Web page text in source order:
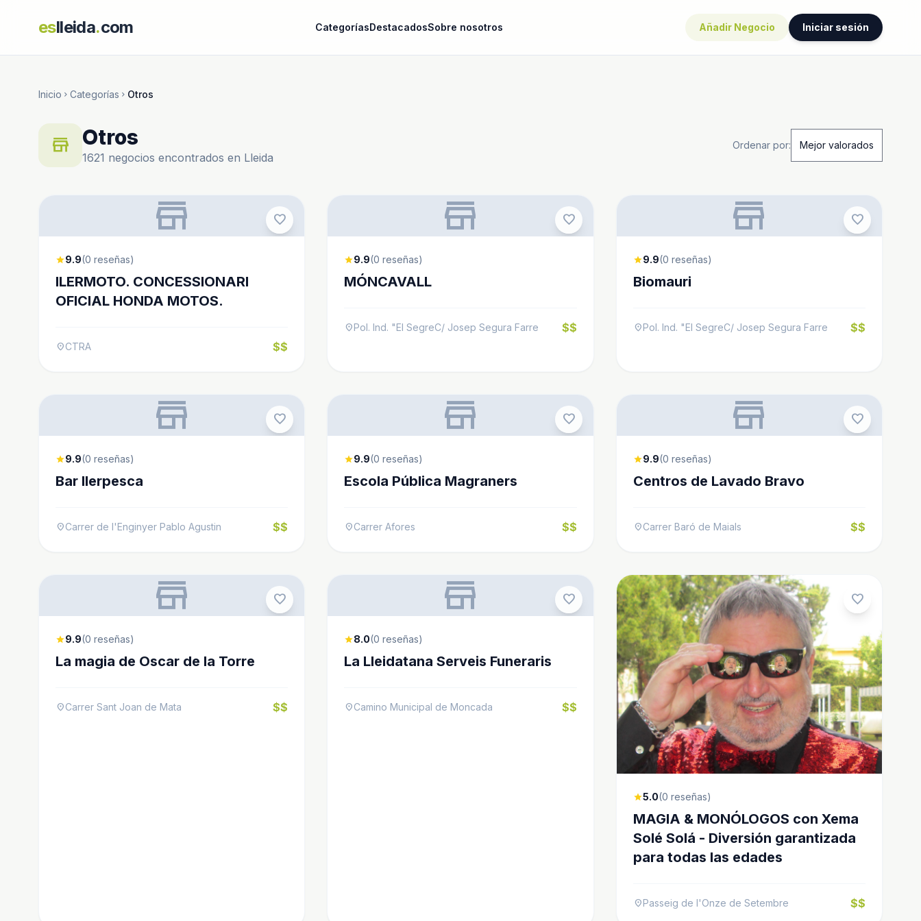
eslleida.com CategoríasDestacadosSobre nosotros Añadir Negocio Iniciar sesión
Inicio chevron_right Categorías chevron_right Otros
store Otros
1621 negocios encontrados en Lleida
Ordenar por:
favorite
store
star9.9(0 reseñas)
ILERMOTO. CONCESSIONARI
OFICIAL HONDA MOTOS.
location_onCTRA $$
favorite
store
star9.9(0 reseñas)
MÓNCAVALL
location_onPol. Ind. "El SegreC/ Josep Segura Farre $$
favorite
store
star9.9(0 reseñas)
Biomauri
location_onPol. Ind. "El SegreC/ Josep Segura Farre $$
favorite
store
star9.9(0 reseñas)
Bar Ilerpesca
location_onCarrer de l'Enginyer Pablo Agustin $$
favorite
store
star9.9(0 reseñas)
Escola Pública Magraners
location_onCarrer Afores $$
favorite
store
star9.9(0 reseñas)
Centros de Lavado Bravo
location_onCarrer Baró de Maials $$
favorite
store
star9.9(0 reseñas)
La magia de Oscar de la Torre
location_onCarrer Sant Joan de Mata $$
favorite
store
star8.0(0 reseñas)
La Lleidatana Serveis Funeraris
location_onCamino Municipal de Moncada $$
favorite
star5.0(0 reseñas)
MAGIA & MONÓLOGOS con Xema
Solé Solá - Diversión garantizada
para todas las edades
location_on Passeig de l'Onze de Setembre $$